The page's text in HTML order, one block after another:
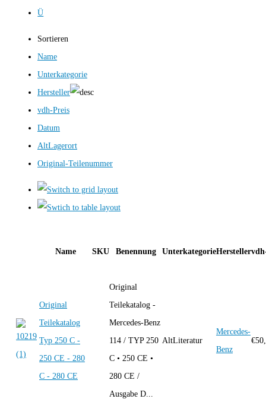
Ü
Sortieren
Name
Unterkategorie
Hersteller
vdh-Preis
Datum
AltLagerort
Original-Teilenummer
Name SKU Benennung UnterkategorieHersteller
Original
Teilekatalog
Typ 250 C -
250 CE - 280
C - 280 CE
Original
Teilekatalog -
Mercedes-Benz
114 / TYP 250
C • 250 CE •
280 CE /
Ausgabe D...
AltLiteratur
Mercedes-
Benz
€